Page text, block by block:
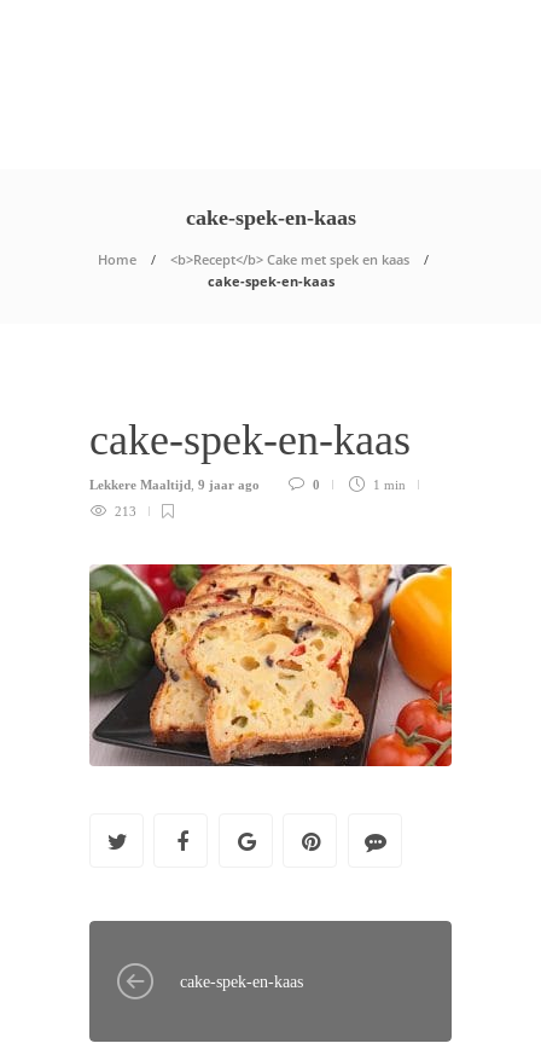
cake-spek-en-kaas
Home
<b>Recept</b> Cake met spek en kaas
cake-spek-en-kaas
cake-spek-en-kaas
Lekkere Maaltijd 9 jaar ago 0
1 min
213
cake-spek-en-kaas